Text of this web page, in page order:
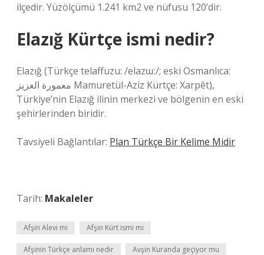
ilçedir. Yüzölçümü 1.241 km2 ve nüfusu 120’dir.
Elazığ Kürtçe ismi nedir?
Elazığ (Türkçe telaffuzu: /elazɯː/; eski Osmanlıca:
معمورة العزيز Mamuretül-Aziz Kürtçe: Xarpêt),
Türkiye’nin Elazığ ilinin merkezi ve bölgenin en eski
şehirlerinden biridir.
Tavsiyeli Bağlantılar: Plan Türkçe Bir Kelime Midir
Tarih: Makaleler
Afşin Alevi mi Afşin Kürt ismi mi
Afşinin Türkçe anlamı nedir Avşin Kuranda geçiyor mu